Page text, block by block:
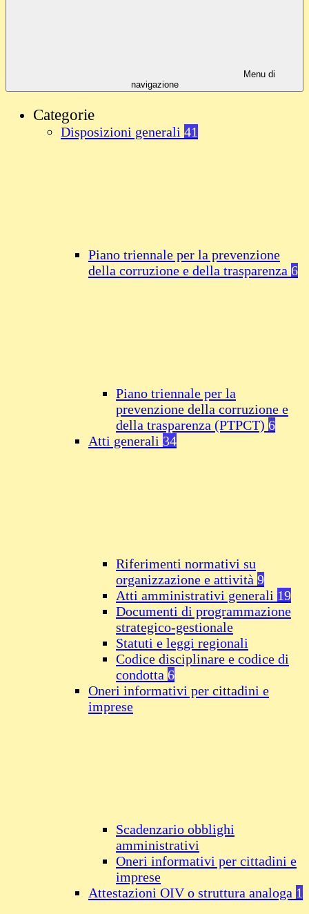
Menu di
navigazione
Categorie
Disposizioni generali 41
Piano triennale per la prevenzione
della corruzione e della trasparenza 6
Piano triennale per la
prevenzione della corruzione e
della trasparenza (PTPCT) 6
Atti generali 34
Riferimenti normativi su
organizzazione e attività 9
Atti amministrativi generali 19
Documenti di programmazione
strategico-gestionale
Statuti e leggi regionali
Codice disciplinare e codice di
condotta 6
Oneri informativi per cittadini e
imprese
Scadenzario obblighi
amministrativi
Oneri informativi per cittadini e
imprese
Attestazioni OIV o struttura analoga 1